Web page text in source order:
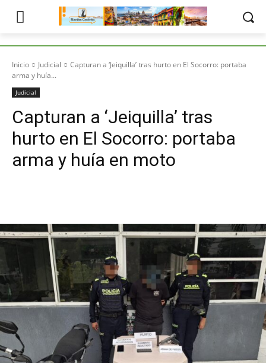
Inicio Judicial
Capturan a ‘Jeiquilla’ tras hurto en El Socorro: portaba
arma y huía...
Judicial
Capturan a ‘Jeiquilla’ tras
hurto en El Socorro: portaba
arma y huía en moto